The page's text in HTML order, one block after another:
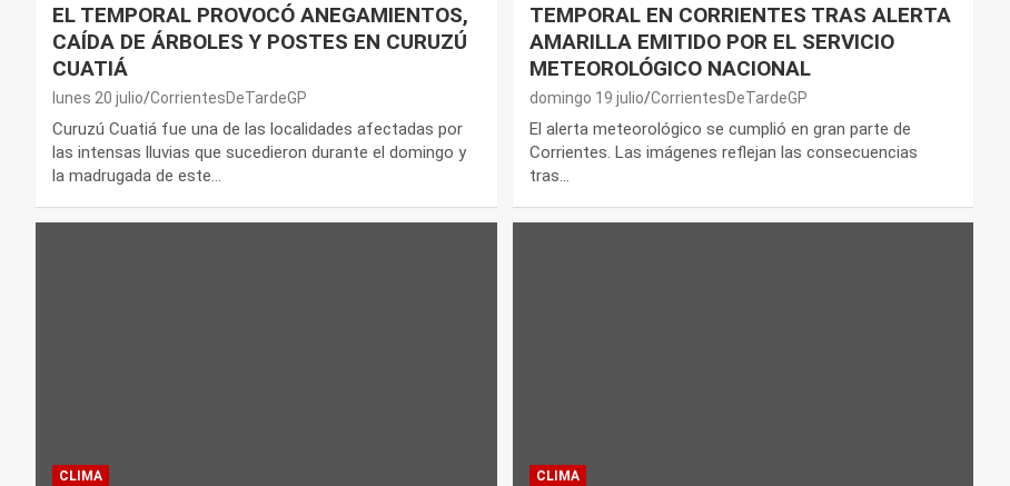
EL TEMPORAL PROVOCÓ ANEGAMIENTOS,
CAÍDA DE ÁRBOLES Y POSTES EN CURUZÚ
CUATIÁ
lunes 20 julio CorrientesDeTardeGP
Curuzú Cuatiá fue una de las localidades afectadas por
las intensas lluvias que sucedieron durante el domingo y
la madrugada de este…
TEMPORAL EN CORRIENTES TRAS ALERTA
AMARILLA EMITIDO POR EL SERVICIO
METEOROLÓGICO NACIONAL
domingo 19 julio CorrientesDeTardeGP
El alerta meteorológico se cumplió en gran parte de
Corrientes. Las imágenes reflejan las consecuencias
tras…
CLIMA CLIMA